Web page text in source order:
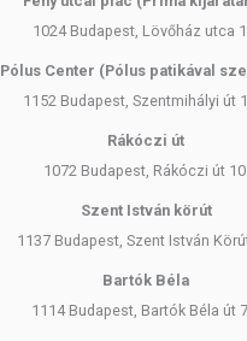
1024 Budapest, Lövőház utca
Pólus Center (Pólus patikával
1152 Budapest, Szentmihályi út
Rákóczi út
1072 Budapest, Rákóczi út 10.
Szent István körút
1137 Budapest, Szent István
Bartók Béla
1114 Budapest, Bartók Béla út